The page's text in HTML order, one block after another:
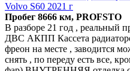
Volvo S60 2021 г
Пробег 8666 км, PROFSTO
В разборе 21 год , реальный
ДВС АКПП Кассета
фреон на месте , заводится
снять , по переду есть все,